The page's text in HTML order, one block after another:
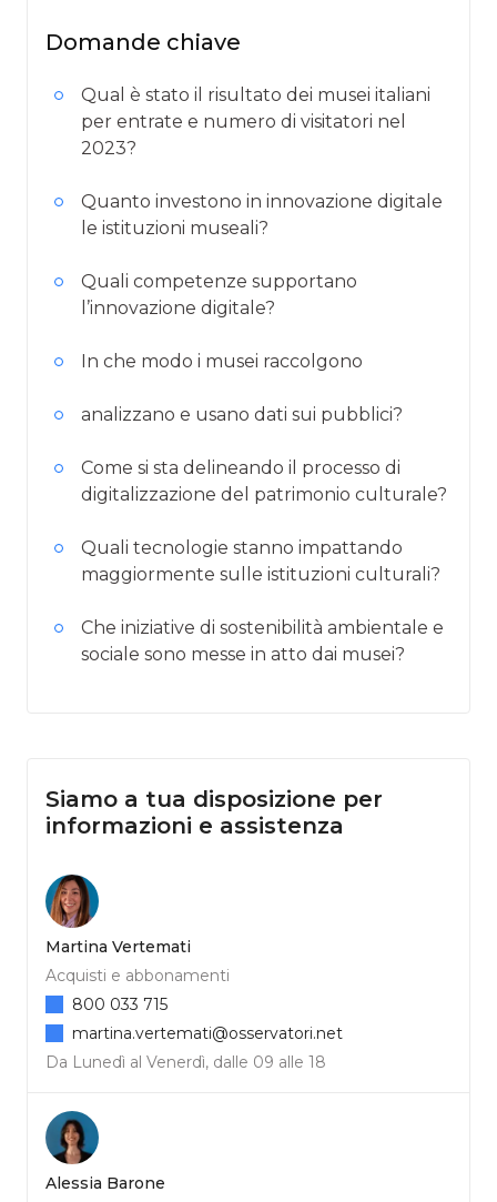
Domande chiave
Qual è stato il risultato dei musei italiani
per entrate e numero di visitatori nel
2023?
Quanto investono in innovazione digitale
le istituzioni museali?
Quali competenze supportano
l’innovazione digitale?
In che modo i musei raccolgono
analizzano e usano dati sui pubblici?
Come si sta delineando il processo di
digitalizzazione del patrimonio culturale?
Quali tecnologie stanno impattando
maggiormente sulle istituzioni culturali?
Che iniziative di sostenibilità ambientale e
sociale sono messe in atto dai musei?
Siamo a tua disposizione per
informazioni e assistenza
Martina Vertemati
Acquisti e abbonamenti
Da Lunedì al Venerdì, dalle 09 alle 18
800 033 715
martina.vertemati@osservatori.net
Alessia Barone